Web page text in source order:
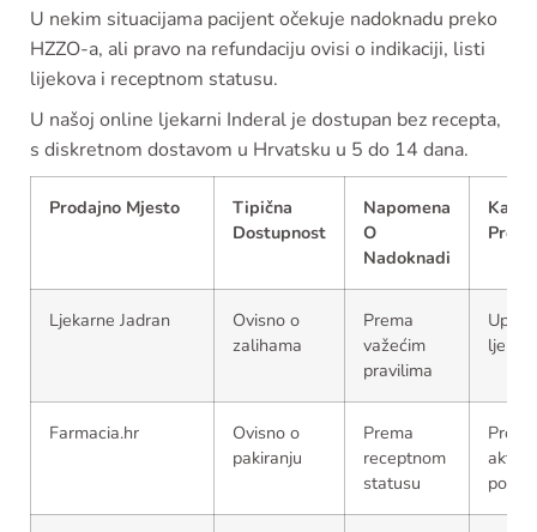
U nekim situacijama pacijent očekuje nadoknadu preko
HZZO-a, ali pravo na refundaciju ovisi o indikaciji, listi
lijekova i receptnom statusu.
U našoj online ljekarni Inderal je dostupan bez recepta,
s diskretnom dostavom u Hrvatsku u 5 do 14 dana.
Prodajno Mjesto
Tipična
Dostupnost
Napomena
O
Nadoknadi
Kako
Ljekarne Jadran
Ovisno o
zalihama
Prema
važećim
pravilima
Farmacia.hr
Ovisno o
pakiranju
Prema
receptnom
statusu